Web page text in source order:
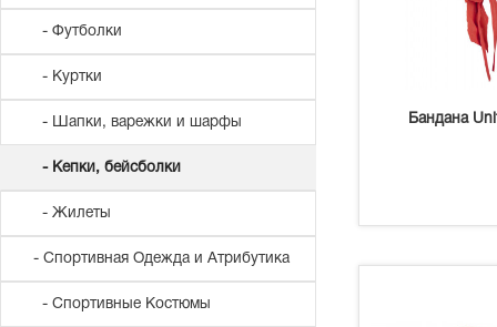
- Футболки
- Куртки
- Шапки, варежки и шарфы
- Кепки, бейсболки
- Жилеты
- Спортивная Одежда и Атрибутика
- Спортивные Костюмы
Бандана